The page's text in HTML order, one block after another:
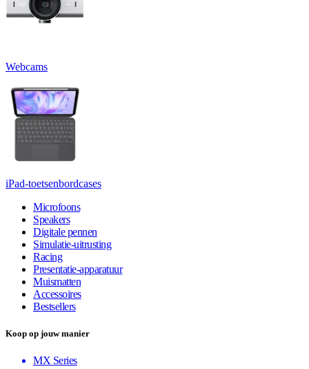
Webcams
iPad-toetsenbordcases
Microfoons
Speakers
Digitale pennen
Simulatie-uitrusting
Racing
Presentatie-apparatuur
Muismatten
Accessoires
Bestsellers
Koop op jouw manier
MX Series